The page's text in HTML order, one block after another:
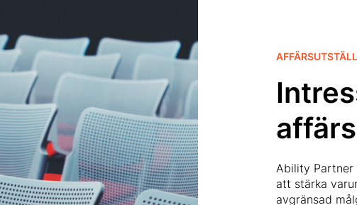
Ability
att stärka
avgränsad